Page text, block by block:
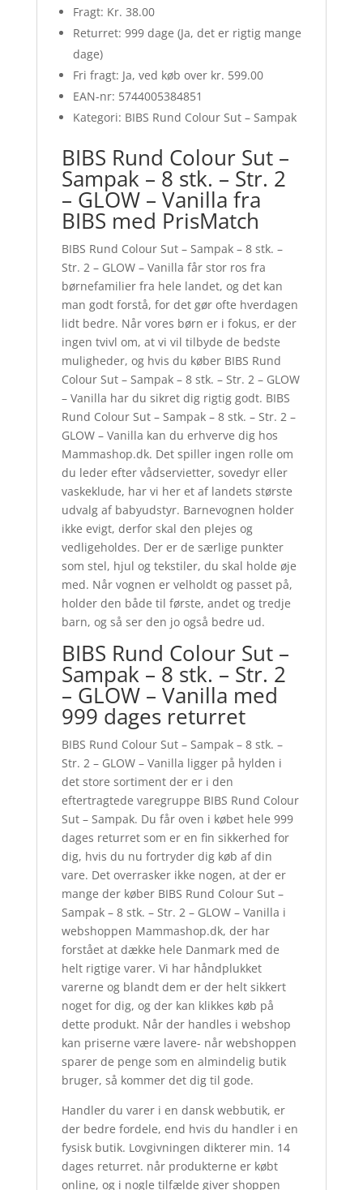
Fragt: Kr. 38.00
Returret: 999 dage (Ja, det er rigtig mange
dage)
Fri fragt: Ja, ved køb over kr. 599.00
EAN-nr: 5744005384851
Kategori: BIBS Rund Colour Sut – Sampak
BIBS Rund Colour Sut –
Sampak – 8 stk. – Str. 2
– GLOW – Vanilla fra
BIBS med PrisMatch
BIBS Rund Colour Sut – Sampak – 8 stk. –
Str. 2 – GLOW – Vanilla får stor ros fra
børnefamilier fra hele landet, og det kan
man godt forstå, for det gør ofte hverdagen
lidt bedre. Når vores børn er i fokus, er der
ingen tvivl om, at vi vil tilbyde de bedste
muligheder, og hvis du køber BIBS Rund
Colour Sut – Sampak – 8 stk. – Str. 2 – GLOW
– Vanilla har du sikret dig rigtig godt. BIBS
Rund Colour Sut – Sampak – 8 stk. – Str. 2 –
GLOW – Vanilla kan du erhverve dig hos
Mammashop.dk. Det spiller ingen rolle om
du leder efter vådservietter, sovedyr eller
vaskeklude, har vi her et af landets største
udvalg af babyudstyr. Barnevognen holder
ikke evigt, derfor skal den plejes og
vedligeholdes. Der er de særlige punkter
som stel, hjul og tekstiler, du skal holde øje
med. Når vognen er velholdt og passet på,
holder den både til første, andet og tredje
barn, og så ser den jo også bedre ud.
BIBS Rund Colour Sut –
Sampak – 8 stk. – Str. 2
– GLOW – Vanilla med
999 dages returret
BIBS Rund Colour Sut – Sampak – 8 stk. –
Str. 2 – GLOW – Vanilla ligger på hylden i
det store sortiment der er i den
eftertragtede varegruppe BIBS Rund Colour
Sut – Sampak. Du får oven i købet hele 999
dages returret som er en fin sikkerhed for
dig, hvis du nu fortryder dig køb af din
vare. Det overrasker ikke nogen, at der er
mange der køber BIBS Rund Colour Sut –
Sampak – 8 stk. – Str. 2 – GLOW – Vanilla i
webshoppen Mammashop.dk, der har
forstået at dække hele Danmark med de
helt rigtige varer. Vi har håndplukket
varerne og blandt dem er der helt sikkert
noget for dig, og der kan klikkes køb på
dette produkt. Når der handles i webshop
kan priserne være lavere- når webshoppen
sparer de penge som en almindelig butik
bruger, så kommer det dig til gode.
Handler du varer i en dansk webbutik, er
der bedre fordele, end hvis du handler i en
fysisk butik. Lovgivningen dikterer min. 14
dages returret. når produkterne er købt
online, og i nogle tilfælde giver shoppen